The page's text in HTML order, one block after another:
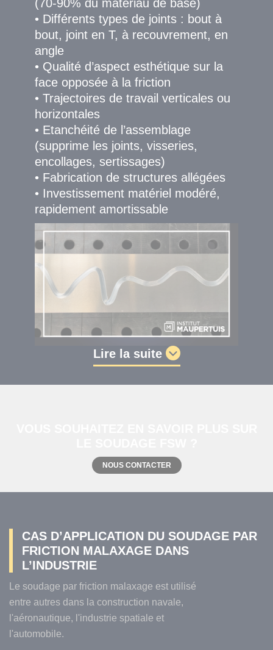
(70-90% du matériau de base)
• Différents types de joints : bout à
bout, joint en T, à recouvrement, en
angle
• Qualité d’aspect esthétique sur la
face opposée à la friction
• Trajectoires de travail verticales ou
horizontales
• Etanchéité de l’assemblage
(supprime les joints, visseries,
encollages, sertissages)
• Fabrication de structures allégées
• Investissement matériel modéré,
rapidement amortissable
Lire la suite
NOUS CONTACTER
CAS D’APPLICATION DU SOUDAGE PAR
FRICTION MALAXAGE DANS
L’INDUSTRIE
Le soudage par friction malaxage est utilisé
entre autres dans la construction navale,
l'aéronautique, l'industrie spatiale et
l'automobile.